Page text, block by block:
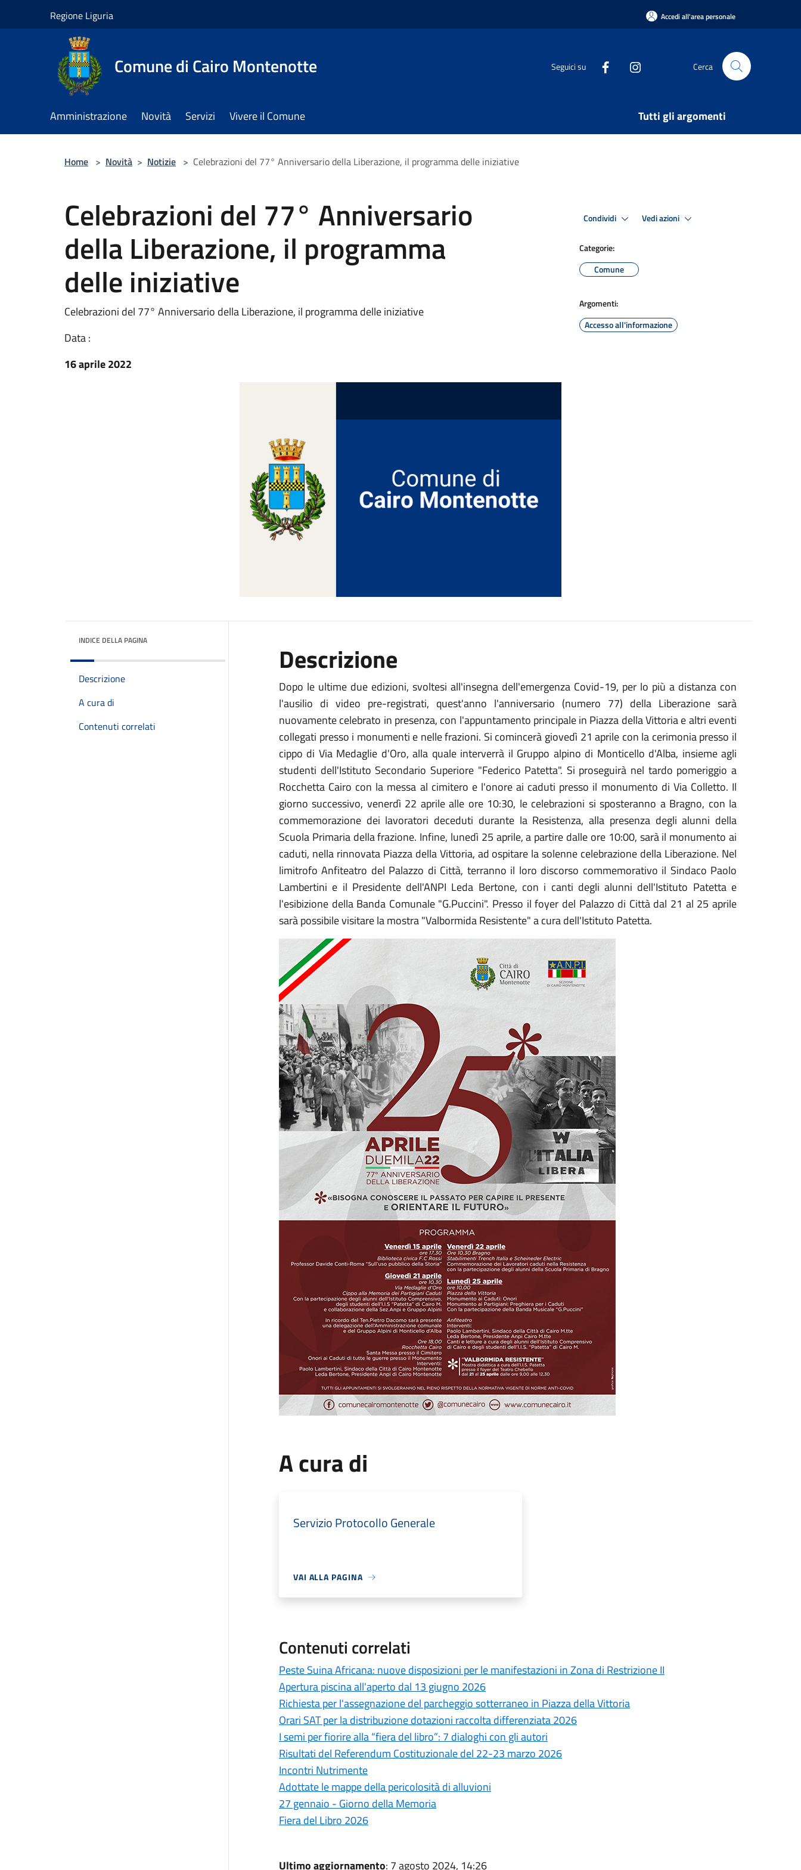
Regione Liguria Accedi all'area personale
Comune di Cairo Montenotte Seguici su Cerca
Amministrazione Novità Servizi Vivere il Comune Tutti gli argomenti
Home > Novità > Notizie > Celebrazioni del 77° Anniversario della Liberazione, il programma delle iniziative
Celebrazioni del 77° Anniversario
della Liberazione, il programma
delle iniziative
Celebrazioni del 77° Anniversario della Liberazione, il programma delle iniziative
Data :
16 aprile 2022
Condividi Vedi azioni
Categorie:
Comune
Argomenti:
Accesso all'informazione
INDICE DELLA PAGINA
Descrizione
A cura di
Contenuti correlati
Descrizione
Dopo le ultime due edizioni, svoltesi all'insegna dell'emergenza Covid-19, per lo più a distanza con
l'ausilio di video pre-registrati, quest'anno l'anniversario (numero 77) della Liberazione sarà
nuovamente celebrato in presenza, con l'appuntamento principale in Piazza della Vittoria e altri eventi
collegati presso i monumenti e nelle frazioni. Si comincerà giovedì 21 aprile con la cerimonia presso il
cippo di Via Medaglie d'Oro, alla quale interverrà il Gruppo alpino di Monticello d'Alba, insieme agli
studenti dell'Istituto Secondario Superiore "Federico Patetta". Si proseguirà nel tardo pomeriggio a
Rocchetta Cairo con la messa al cimitero e l'onore ai caduti presso il monumento di Via Colletto. Il
giorno successivo, venerdì 22 aprile alle ore 10:30, le celebrazioni si sposteranno a Bragno, con la
commemorazione dei lavoratori deceduti durante la Resistenza, alla presenza degli alunni della
Scuola Primaria della frazione. Infine, lunedì 25 aprile, a partire dalle ore 10:00, sarà il monumento ai
caduti, nella rinnovata Piazza della Vittoria, ad ospitare la solenne celebrazione della Liberazione. Nel
limitrofo Anfiteatro del Palazzo di Città, terranno il loro discorso commemorativo il Sindaco Paolo
Lambertini e il Presidente dell'ANPI Leda Bertone, con i canti degli alunni dell'Istituto Patetta e
l'esibizione della Banda Comunale "G.Puccini". Presso il foyer del Palazzo di Città dal 21 al 25 aprile
sarà possibile visitare la mostra "Valbormida Resistente" a cura dell'Istituto Patetta.
A cura di
Servizio Protocollo Generale
VAI ALLA PAGINA
Contenuti correlati
Peste Suina Africana: nuove disposizioni per le manifestazioni in Zona di Restrizione II
Apertura piscina all'aperto dal 13 giugno 2026
Richiesta per l'assegnazione del parcheggio sotterraneo in Piazza della Vittoria
Orari SAT per la distribuzione dotazioni raccolta differenziata 2026
I semi per fiorire alla “fiera del libro”: 7 dialoghi con gli autori
Risultati del Referendum Costituzionale del 22-23 marzo 2026
Incontri Nutrimente
Adottate le mappe della pericolosità di alluvioni
27 gennaio - Giorno della Memoria
Fiera del Libro 2026
Ultimo aggiornamento: 7 agosto 2024, 14:26